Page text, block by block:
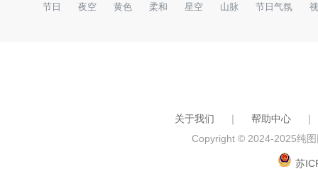
节日 夜空 黄色 柔和 星空 山脉 节日气氛
关于我们 ｜ 帮助中心
｜
Copyright © 2024-2025纯
苏